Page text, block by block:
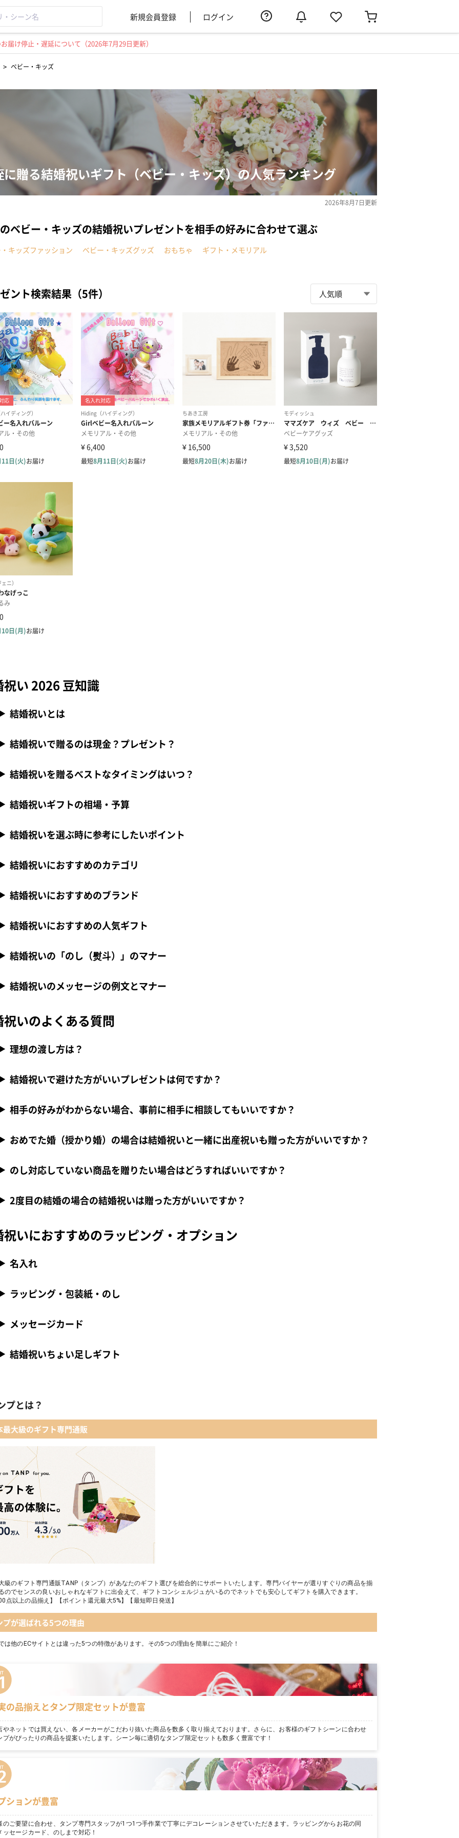
新規会員登録 ログイン
け停止・遅延について（2026年7月29日更新）
> ベビー・キッズ
に贈る結婚祝いギフト（ベビー・キッズ）の人気ランキング
2026年8月7日更新
ベビー・キッズの結婚祝いプレゼントを相手の好みに合わせて選ぶ
キッズファッション ベビー・キッズグッズ おもちゃ ギフト・メモリアル
ント検索結果（5件）
祝い 2026 豆知識
結婚祝いとは
結婚祝いで贈るのは現金？プレゼント？
結婚祝いを贈るべストなタイミングはいつ？
結婚祝いギフトの相場・予算
結婚祝いを選ぶ時に参考にしたいポイント
結婚祝いにおすすめのカテゴリ
結婚祝いにおすすめのブランド
結婚祝いにおすすめの人気ギフト
結婚祝いの「のし（熨斗）」のマナー
結婚祝いのメッセージの例文とマナー
祝いのよくある質問
理想の渡し方は？
結婚祝いで避けた方がいいプレゼントは何ですか？
相手の好みがわからない場合、事前に相手に相談してもいいですか？
おめでた婚（授かり婚）の場合は結婚祝いと一緒に出産祝いも贈った方がいいですか？
のし対応していない商品を贈りたい場合はどうすればいいですか？
2度目の結婚の場合の結婚祝いは贈った方がいいですか？
祝いにおすすめのラッピング・オプション
名入れ
ラッピング・包装紙・のし
メッセージカード
結婚祝いちょい足しギフト
プとは？
最大級のギフト専門通販
級のギフト専門通販TANP（タンプ）があなたのギフト選びを総合的にサポートいたします。専門バイヤーが選りすぐりの商品を揃
のでセンスの良いおしゃれなギフトに出会えて、ギフトコンシェルジュがいるのでネットでも安心してギフトを購入できます。
点以上の品揃え】【ポイント還元最大5%】【最短即日発送】
プが選ばれる5つの理由
は他のECサイトとは違った5つの特徴があります。その5つの理由を簡単にご紹介！
の品揃えとタンプ限定セットが豊富
やネットでは買えない、各メーカーがこだわり抜いた商品を数多く取り揃えております。さらに、お客様のギフトシーンに合わせ
プがぴったりの商品を提案いたします。シーン毎に適切なタンプ限定セットも数多く豊富です！
ションが豊富
のご要望に合わせ、タンプ専門スタッフが1つ1つ手作業で丁寧にデコレーションさせていただきます。ラッピングからお花の同
ッセージカード、のしまで対応！